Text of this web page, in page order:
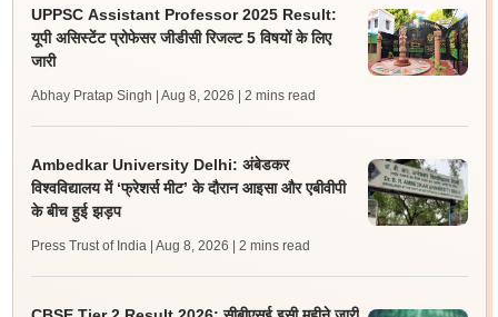
UPPSC Assistant Professor 2025 Result:
यूपी असिस्टेंट प्रोफेसर जीडीसी रिजल्ट 5 विषयों के लिए
जारी
Abhay Pratap Singh | Aug 8, 2026 | 2 mins read
Ambedkar University Delhi: अंबेडकर
विश्वविद्यालय में ‘फ्रेशर्स मीट’ के दौरान आइसा और एबीवीपी
के बीच हुई झड़प
Press Trust of India | Aug 8, 2026 | 2 mins read